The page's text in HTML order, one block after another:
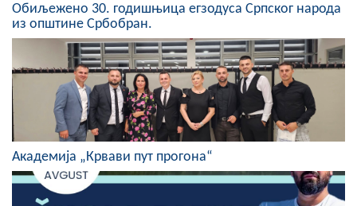
Обиљежено 30. годишњица егзодуса Српског народа
из општине Србобран.
Академија „Крвави пут прогона“